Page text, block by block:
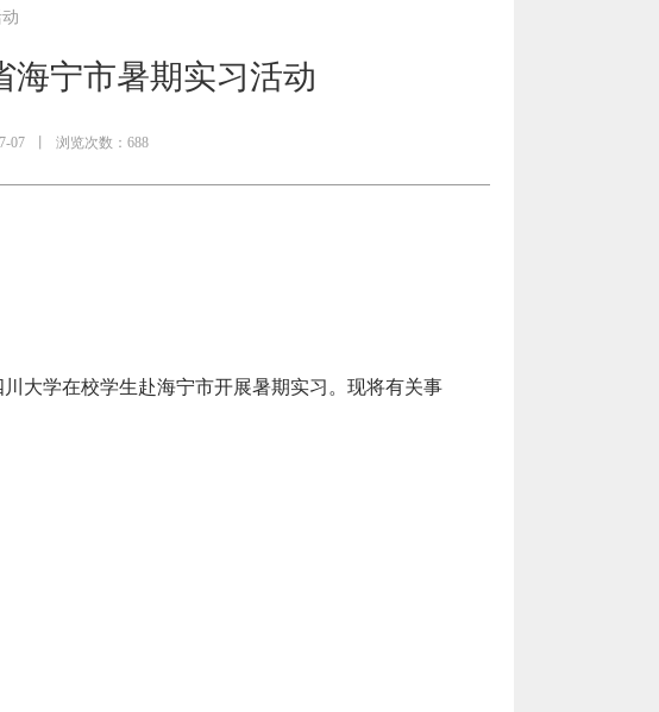
海宁市暑期实习活动
07 浏览次数：688
大学在校学生赴海宁市开展暑期实习。现将有关事